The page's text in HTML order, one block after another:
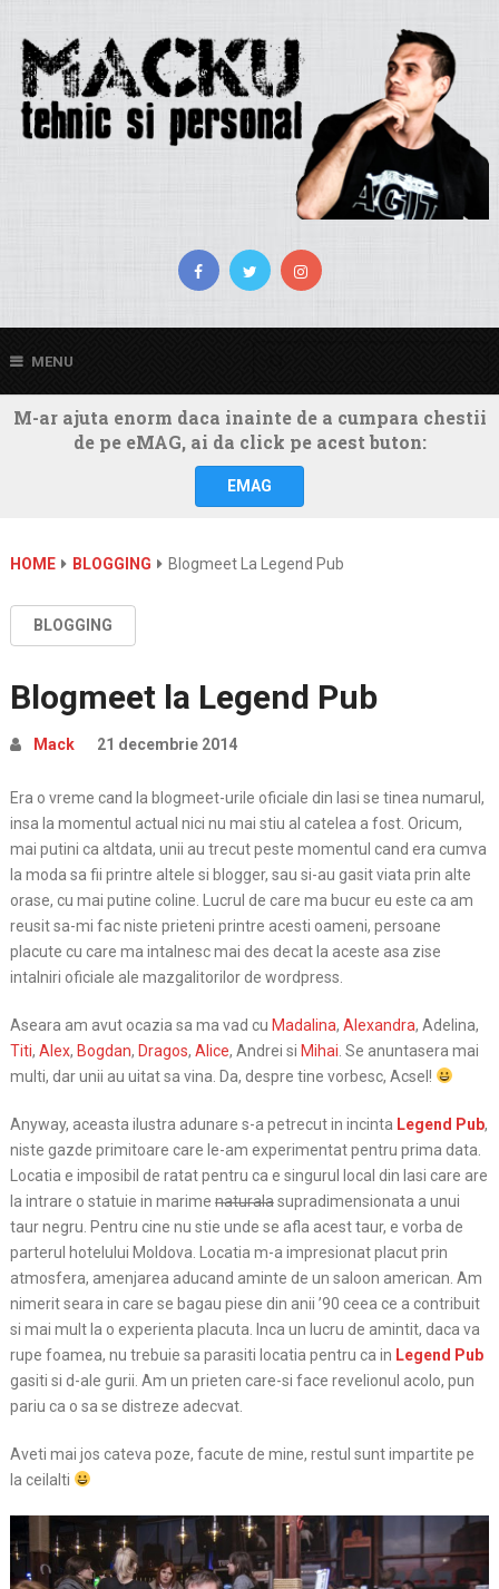
MENU
M-ar ajuta enorm daca inainte de a cumpara chestii
de pe eMAG, ai da click pe acest buton:
EMAG
HOME BLOGGING Blogmeet La Legend Pub
BLOGGING
Blogmeet la Legend Pub
Mack 21 decembrie 2014
Era o vreme cand la blogmeet-urile oficiale din Iasi se tinea numarul,
insa la momentul actual nici nu mai stiu al catelea a fost. Oricum,
mai putini ca altdata, unii au trecut peste momentul cand era cumva
la moda sa fii printre altele si blogger, sau si-au gasit viata prin alte
orase, cu mai putine coline. Lucrul de care ma bucur eu este ca am
reusit sa-mi fac niste prieteni printre acesti oameni, persoane
placute cu care ma intalnesc mai des decat la aceste asa zise
intalniri oficiale ale mazgalitorilor de wordpress.
Aseara am avut ocazia sa ma vad cu Madalina, Alexandra, Adelina,
Titi, Alex, Bogdan, Dragos, Alice, Andrei si Mihai . Se anuntasera mai
multi, dar unii au uitat sa vina. Da, despre tine vorbesc, Acsel!
Anyway, aceasta ilustra adunare s-a petrecut in incinta Legend Pub,
niste gazde primitoare care le-am experimentat pentru prima data.
Locatia e imposibil de ratat pentru ca e singurul local din Iasi care are
la intrare o statuie in marime naturalasupradimensionata a unui
taur negru. Pentru cine nu stie unde se afla acest taur, e vorba de
parterul hotelului Moldova. Locatia m-a impresionat placut prin
atmosfera, amenjarea aducand aminte de un saloon american. Am
nimerit seara in care se bagau piese din anii ’90 ceea ce a contribuit
si mai mult la o experienta placuta. Inca un lucru de amintit, daca va
rupe foamea, nu trebuie sa parasiti locatia pentru ca in Legend Pub
gasiti si d-ale gurii. Am un prieten care-si face revelionul acolo, pun
pariu ca o sa se distreze adecvat.
Aveti mai jos cateva poze, facute de mine, restul sunt impartite pe
la ceilalti